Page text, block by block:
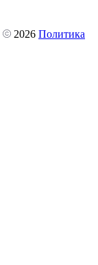
2026 Политика